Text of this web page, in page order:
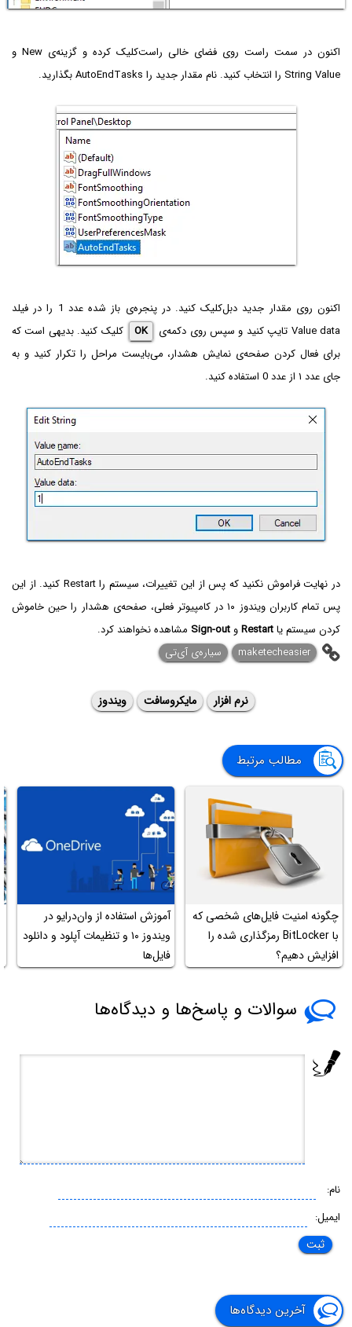
اکنون در سمت راست روی فضای خالی راست‌کلیک کرده و گزینه‌ی New و
String Value را انتخاب کنید. نام مقدار جدید را AutoEndTasks بگذارید.
اکنون روی مقدار جدید دبل‌کلیک کنید. در پنجره‌ی باز شده عدد 1 را در فیلد
Value data تایپ کنید و سپس روی دکمه‌ی
OK
کلیک کنید. بدیهی است که
برای فعال کردن صفحه‌ی نمایش هشدار، می‌بایست مراحل را تکرار کنید و به
جای عدد ۱ از عدد 0 استفاده کنید.
در نهایت فراموش نکنید که پس از این تغییرات، سیستم را Restart کنید. از این
پس تمام کاربران ویندوز ۱۰ در کامپیوتر فعلی، صفحه‌ی هشدار را حین خاموش
کردن سیستم یاRestartو Sign-out مشاهده نخواهند کرد.
maketecheasier
سیاره‌ی ‌آی‌تی
نرم افزار مایکروسافت ویندوز
مطالب مرتبط
چگونه امنیت فایل‌های شخصی که
با BitLocker رمزگذاری شده را
افزایش دهیم؟
آموزش استفاده از وان‌درایو در
ویندوز ۱۰ و تنظیمات آپلود و دانلود
فایل‌ها
سوالات و پاسخ‌ها و دیدگاه‌ها
نام:
ایمیل:
آخرین دیدگاه‌ها